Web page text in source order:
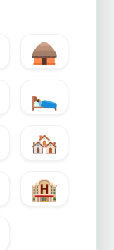
🛖
🛌
🏘️
🏨